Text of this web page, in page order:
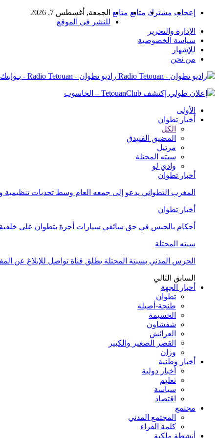
إعجاب مشترك متابع متابع الجمعة, أغسطس 7, 2026
للنشر في الموقع
الإدارة والتحرير
سياسة الخصوصية
للإشهار
من نحن
راديو تطوان - Radio Tetouan - بـوابتك نـحو الخبر
الأولى
أخبار تطوان
الكل
المضيق الفنيدق
مرتيل
سبته المحتلة
وادي لو
أخبار تطوان
المغرب التطواني يدعو إلى جمعه العام وسط تحديات
أخبار تطوان
أحكام بالحبس في حق سائقي سيارات أجرة بتطوان على خلفية
سبته المحتلة
الحرس المدني بسبتة المحتلة يطلق قناة تواصل للإبلاغ عن
السابق التالي
أخبار الجهة
تطوان
طنجة-أصيلة
الحسيمة
شفشاون
العرائش
القصر الصغير والكبير
وزان
أخبار وطنية
أخبار دولية
تعليم
سياسة
اقتصاد
مجتمع
المجتمع المدني
كلمة القراء
أنشطة ملكية